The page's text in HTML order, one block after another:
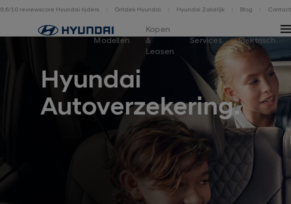
9,6/10 reviewscore Hyundai rijders Ontdek Hyundai Hyundai Zakelijk Blog Contact
Home
Modellen
Kopen
&
Leasen
Services Elektrisch
Hyundai
Autoverzekering.